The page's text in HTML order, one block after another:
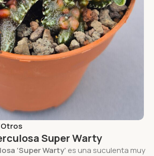
Otros
Super Warty
‘Super Warty’ es una suculenta muy